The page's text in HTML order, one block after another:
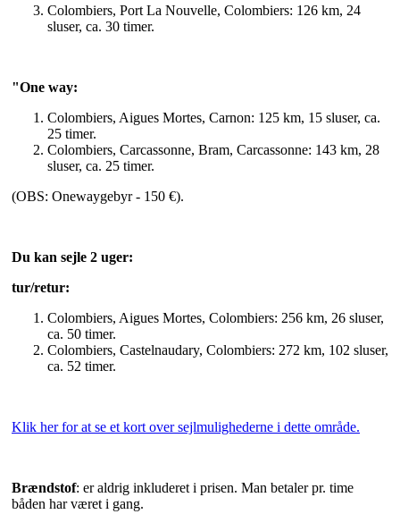
Colombiers, Port La Nouvelle, Colombiers: 126 km, 24
sluser, ca. 30 timer.
"One way:
Colombiers, Aigues Mortes, Carnon: 125 km, 15 sluser, ca.
25 timer.
Colombiers, Carcassonne, Bram, Carcassonne: 143 km, 28
sluser, ca. 25 timer.
(OBS: Onewaygebyr - 150 €).
Du kan sejle 2 uger:
tur/retur:
Colombiers, Aigues Mortes, Colombiers: 256 km, 26 sluser,
ca. 50 timer.
Colombiers, Castelnaudary, Colombiers: 272 km, 102 sluser,
ca. 52 timer.
Klik her for at se et kort over sejlmulighederne i dette område.
Brændstof: er aldrig inkluderet i prisen. Man betaler pr. time
båden har været i gang.